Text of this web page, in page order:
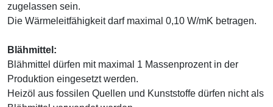
zugelassen sein.
Die Wärmeleitfähigkeit darf maximal 0,10 W/mK betragen.
Blähmittel:
Blähmittel dürfen mit maximal 1 Massenprozent in der
Produktion eingesetzt werden.
Heizöl aus fossilen Quellen und Kunststoffe dürfen nicht als